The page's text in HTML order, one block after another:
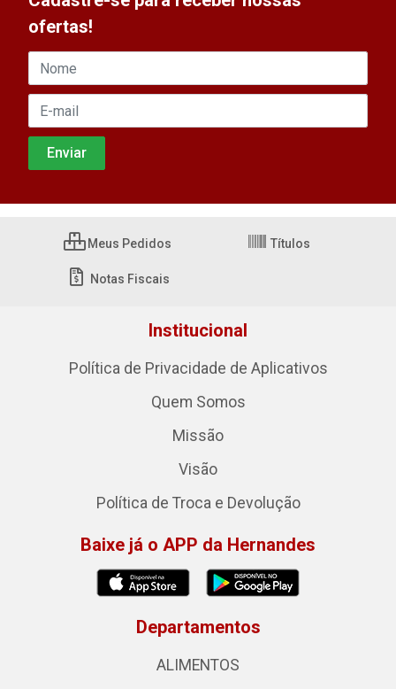
ofertas!
Meus Pedidos Títulos
Notas Fiscais
Institucional
Política de Privacidade de Aplicativos
Quem Somos
Missão
Visão
Política de Troca e Devolução
Baixe já o APP da Hernandes
Departamentos
ALIMENTOS